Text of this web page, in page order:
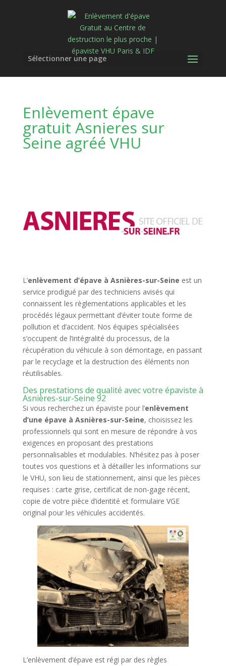
Sélectionner une page
Enlèvement épave
gratuit Asnieres sur
Seine agréé VHU
L’enlèvement d’épave à Asnières-sur-Seine est un
service prodigué par des techniciens avisés qui
connaissent les règlementations applicables et les
procédés légaux permettant d’éviter toute forme de
pollution et d’accident. Nos équipes spécialisées
s’occupent de l’intégralité du processus, de la
récupération du véhicule à son démontage, en passant
par le recyclage et la destruction des éléments non
réutilisables.
Des prestations de qualité avec votre épaviste à
Asnières-sur-Seine 92
Si vous recherchez un épaviste pour l’enlèvement
d’une épave à Asnières-sur-Seine, choisissez les
professionnels qui sont en mesure de répondre à vos
exigences en proposant des prestations
personnalisables et modulables. N’hésitez pas à poser
toutes vos questions et à détailler les informations sur
le VHU, son lieu de stationnement, ainsi que les pièces
requises : carte grise, certificat de non-gage récent,
copie de votre pièce d’identité et formulaire VGE
original pour les véhicules accidentés.
L’enlèvement d’épave est régi par des règles